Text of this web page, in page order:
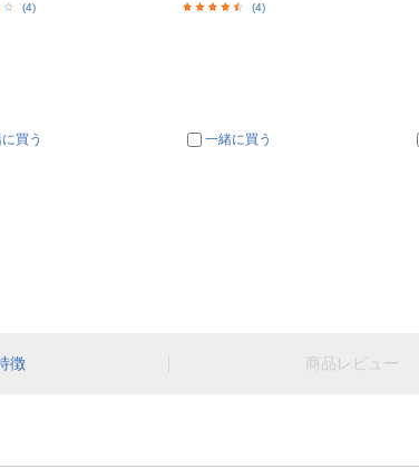
(4)
買う
(4)
一緒に買う
徴 商品レビュー